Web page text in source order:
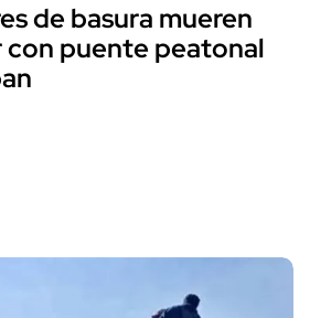
de basura mueren
con puente peatonal